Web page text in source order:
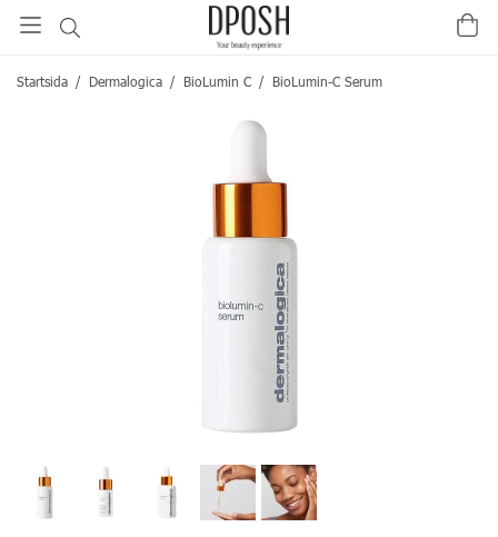
Startsida / Dermalogica / BioLumin C / BioLumin-C Serum